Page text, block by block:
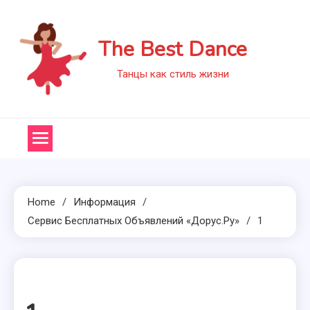
content
The Best Dance
Танцы как стиль жизни
Home
Информация
Сервис Бесплатных Объявлений «Дорус.ру»
1